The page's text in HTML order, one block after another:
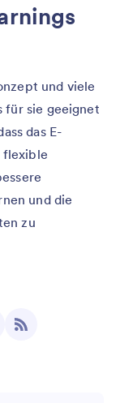
und viele
für sie geeignet
das E-
flexible
und die
zu